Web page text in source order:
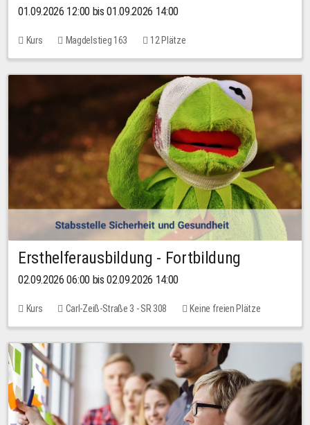
01.09.2026 12:00 bis 01.09.2026 14:00
Kurs Magdelstieg 163 12 Plätze
Ersthelferausbildung - Fortbildung
02.09.2026 06:00 bis 02.09.2026 14:00
Kurs Carl-Zeiß-Straße 3 - SR 308 Keine freien Plätze